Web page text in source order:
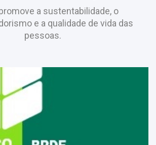
promove a sustentabilidade, o
e a qualidade de vida das
pessoas.